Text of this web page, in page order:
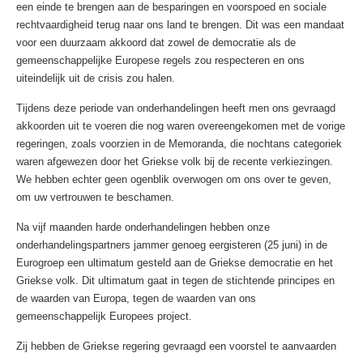
een einde te brengen aan de besparingen en voorspoed en sociale
rechtvaardigheid terug naar ons land te brengen. Dit was een mandaat
voor een duurzaam akkoord dat zowel de democratie als de
gemeenschappelijke Europese regels zou respecteren en ons
uiteindelijk uit de crisis zou halen.
Tijdens deze periode van onderhandelingen heeft men ons gevraagd
akkoorden uit te voeren die nog waren overeengekomen met de vorige
regeringen, zoals voorzien in de Memoranda, die nochtans categoriek
waren afgewezen door het Griekse volk bij de recente verkiezingen.
We hebben echter geen ogenblik overwogen om ons over te geven,
om uw vertrouwen te beschamen.
Na vijf maanden harde onderhandelingen hebben onze
onderhandelingspartners jammer genoeg eergisteren (25 juni) in de
Eurogroep een ultimatum gesteld aan de Griekse democratie en het
Griekse volk. Dit ultimatum gaat in tegen de stichtende principes en
de waarden van Europa, tegen de waarden van ons
gemeenschappelijk Europees project.
Zij hebben de Griekse regering gevraagd een voorstel te aanvaarden